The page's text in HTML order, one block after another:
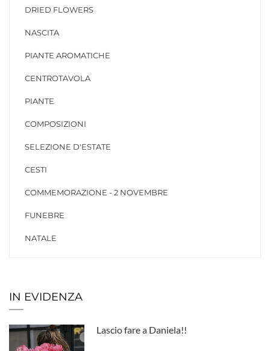
DRIED FLOWERS
NASCITA
PIANTE AROMATICHE
CENTROTAVOLA
PIANTE
COMPOSIZIONI
SELEZIONE D'ESTATE
CESTI
COMMEMORAZIONE - 2 NOVEMBRE
FUNEBRE
NATALE
IN EVIDENZA
Lascio fare a Daniela!!